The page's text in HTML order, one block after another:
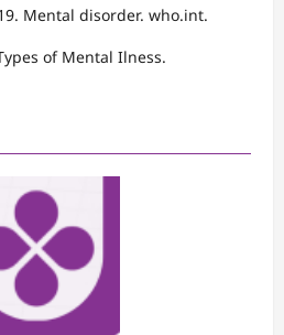
Mental disorder. who.int.
of Mental Ilness.